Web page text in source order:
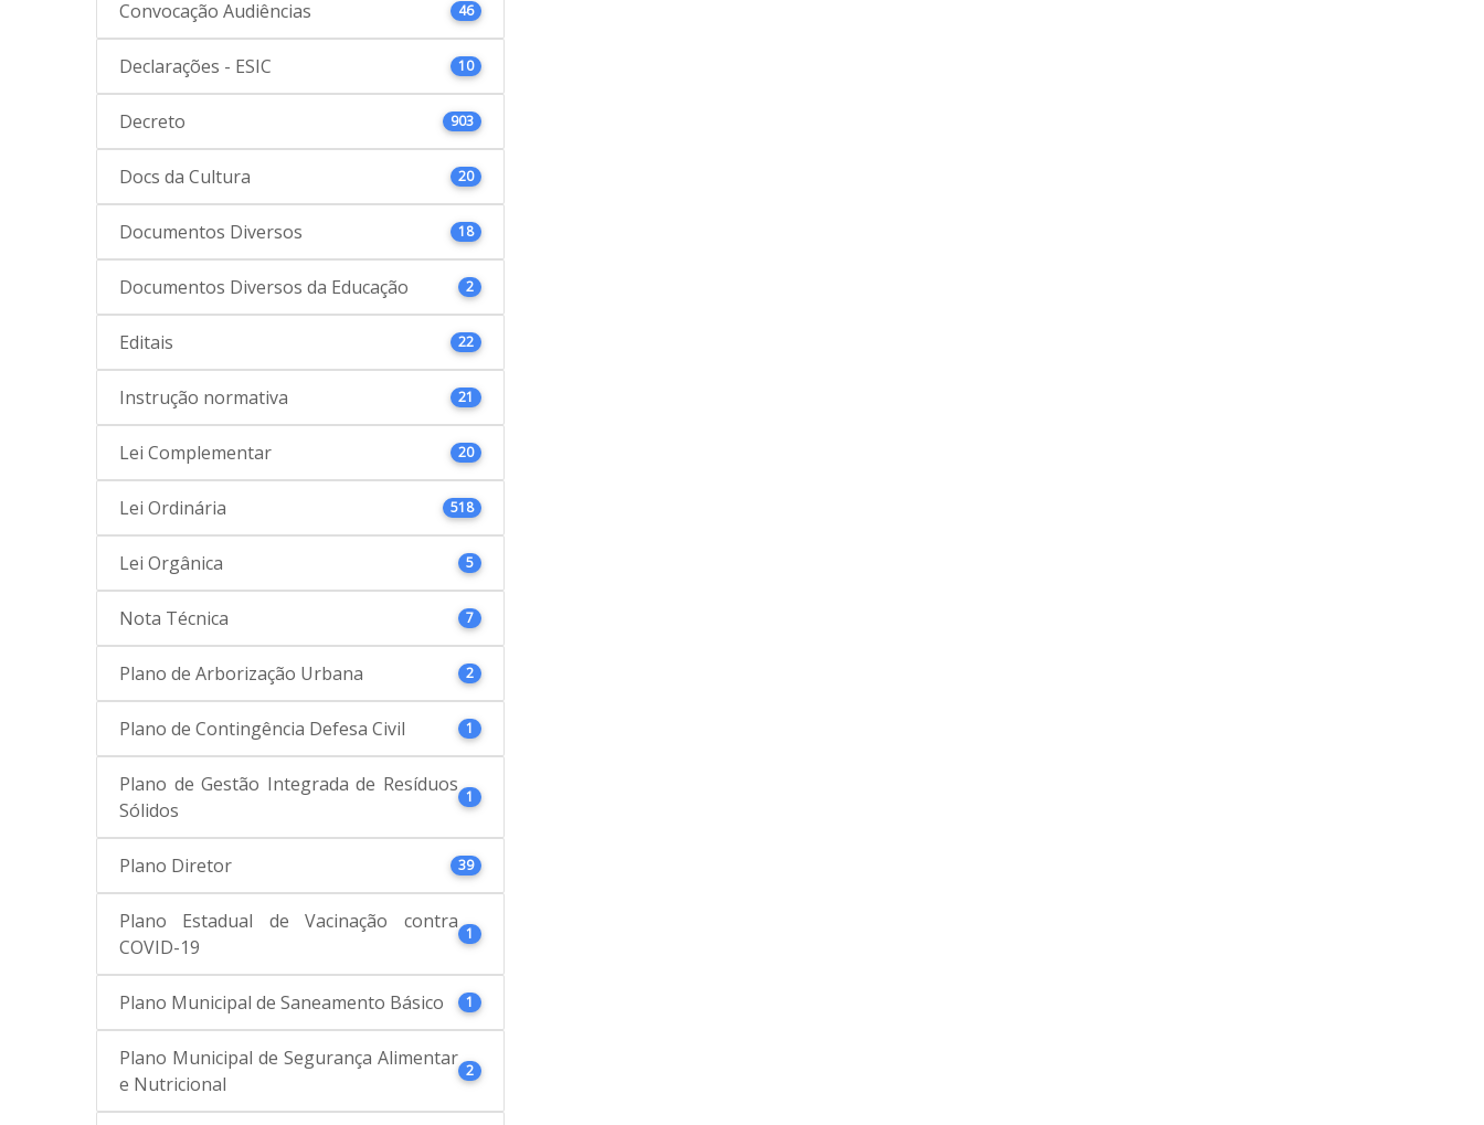
Convocação Audiências 46
Declarações - ESIC 10
Decreto 903
Docs da Cultura 20
Documentos Diversos 18
Documentos Diversos da Educação 2
Editais 22
Instrução normativa 21
Lei Complementar 20
Lei Ordinária 518
Lei Orgânica 5
Nota Técnica 7
Plano de Arborização Urbana 2
Plano de Contingência Defesa Civil 1
Plano de Gestão Integrada de Resíduos
Sólidos
1
Plano Diretor 39
Plano Estadual de Vacinação contra
COVID-19
1
Plano Municipal de Saneamento Básico 1
Plano Municipal de Segurança Alimentar
e Nutricional
2